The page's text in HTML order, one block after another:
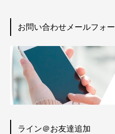
お問い合わせメールフォ
ライン＠お友達追加